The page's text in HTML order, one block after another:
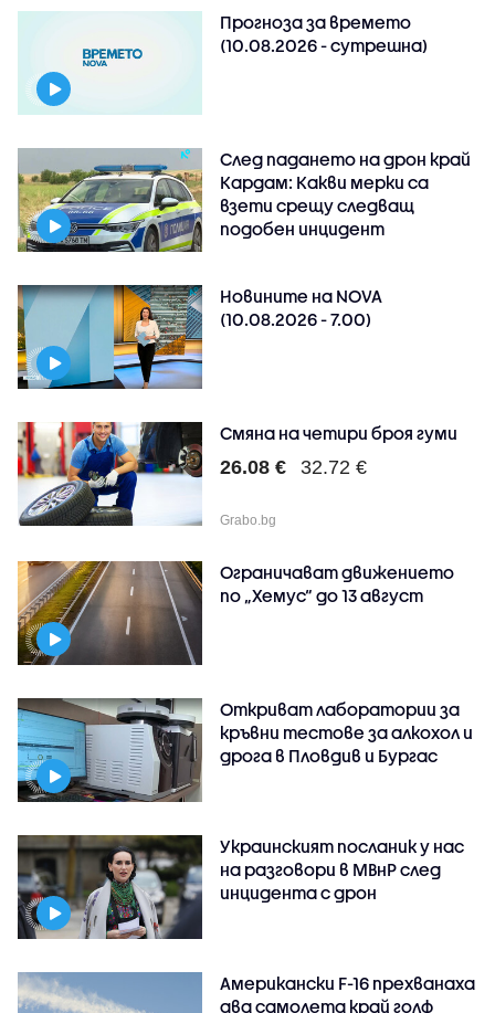
Прогноза за времето
(10.08.2026 - сутрешна)
След падането на дрон край
Кардам: Какви мерки са
взети срещу следващ
подобен инцидент
Новините на NOVA
(10.08.2026 - 7.00)
Смяна на четири броя гуми
26.08 € 32.72 €
Grabo.bg
Ограничават движението
по „Хемус“ до 13 август
Откриват лаборатории за
кръвни тестове за алкохол и
дрога в Пловдив и Бургас
Украинският посланик у нас
на разговори в МВнР след
инцидента с дрон
Американски F-16 прехванаха
два самолета край голф